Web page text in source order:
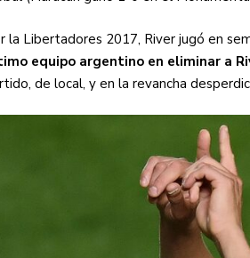
la Libertadores 2017, River jugó en
equipo argentino en eliminar a
de local, y en la revancha